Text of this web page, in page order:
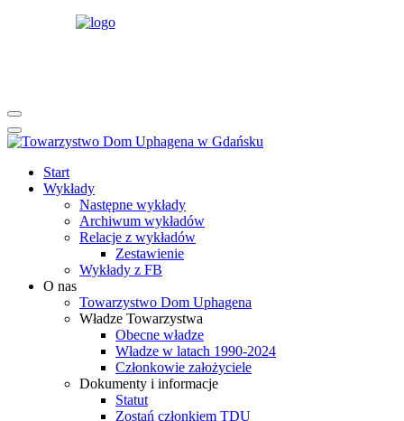
Start
Wykłady
Następne wykłady
Archiwum wykładów
Relacje z wykładów
Zestawienie
Wykłady z FB
O nas
Towarzystwo Dom Uphagena
Władze Towarzystwa
Obecne władze
Władze w latach 1990-2024
Członkowie założyciele
Dokumenty i informacje
Statut
Zostań członkiem TDU